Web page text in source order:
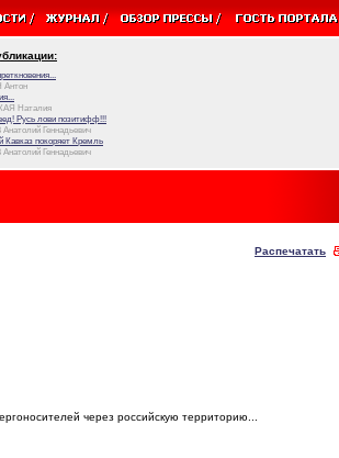
Наталия
Русь лови позитифф!!!
Геннадьевич
Кавказ покоряет Кремль
Геннадьевич
Распечатать
через российскую территорию...